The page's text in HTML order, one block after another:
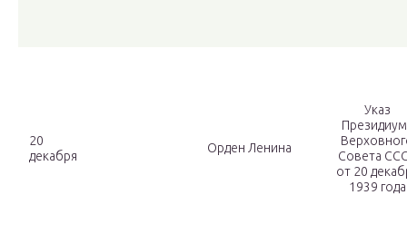
20
декабря
Орден Ленина
Указ
Совета
от 20
1939 года